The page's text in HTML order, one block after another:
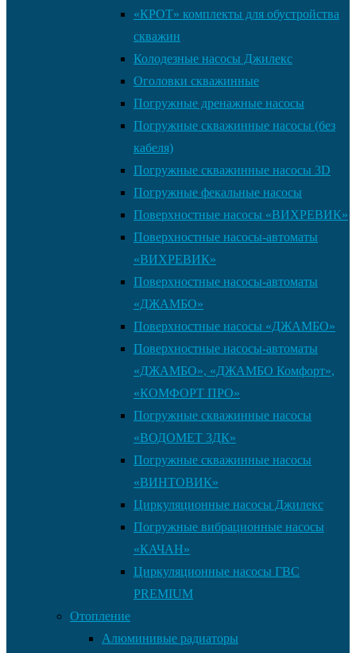
«КРОТ» комплекты для обустройства
скважин
Колодезные насосы Джилекс
Оголовки скважинные
Погружные дренажные насосы
Погружные скважинные насосы (без
кабеля)
Погружные скважинные насосы 3D
Погружные фекальные насосы
Поверхностные насосы «ВИХРЕВИК»
Поверхностные насосы-автоматы
«ВИХРЕВИК»
Поверхностные насосы-автоматы
«ДЖАМБО»
Поверхностные насосы «ДЖАМБО»
Поверхностные насосы-автоматы
«ДЖАМБО», «ДЖАМБО Комфорт»,
«КОМФОРТ ПРО»
Погружные скважинные насосы
«ВОДОМЕТ 3ДК»
Погружные скважинные насосы
«ВИНТОВИК»
Циркуляционные насосы Джилекс
Погружные вибрационные насосы
«КАЧАН»
Циркуляционные насосы ГВС
PREMIUM
Отопление
Алюминивые радиаторы